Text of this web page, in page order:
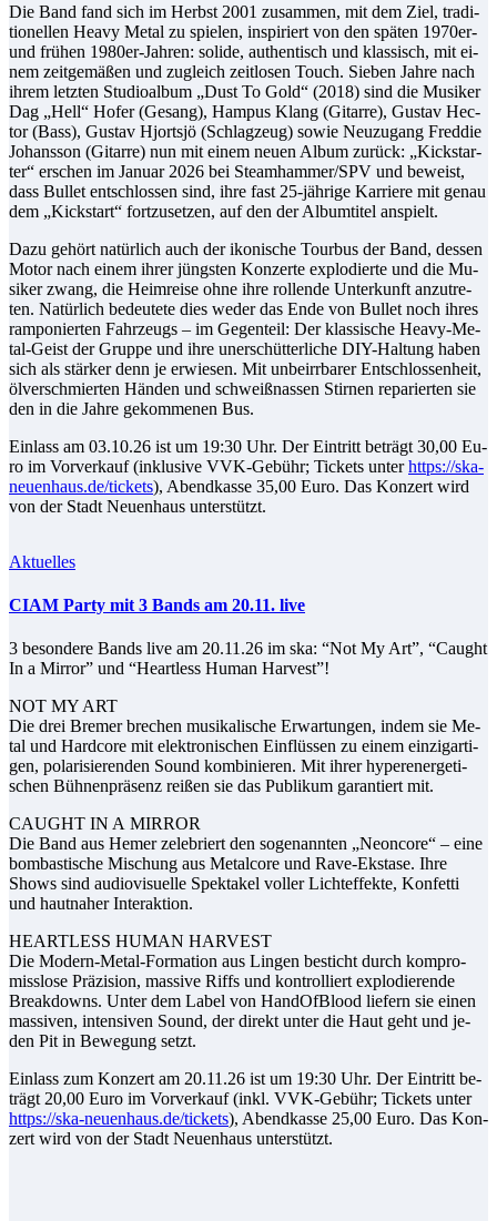
Die Band fand sich im Herbst 2001 zu­sam­men, mit dem Ziel, tra­di­
tio­nel­len Hea­vy Me­tal zu spie­len, in­spi­riert von den spä­ten 1970er-
und frü­hen 1980er-Jah­ren: so­li­de, au­then­tisch und klas­sisch, mit ei­
nem zeit­ge­mä­ßen und zu­gleich zeit­lo­sen Touch. Sie­ben Jah­re nach
ih­rem letz­ten Stu­dio­al­bum „Dust To Gold“ (2018) sind die Mu­si­ker
Dag „Hell“ Ho­fer (Ge­sang), Ham­pus Klang (Gi­tar­re), Gus­tav Hec­
tor (Bass), Gus­tav Hjorts­jö (Schlag­zeug) so­wie Neu­zu­gang Fred­die
Jo­hans­son (Gi­tar­re) nun mit ei­nem neu­en Al­bum zu­rück: „Kick­star­
ter“ er­schen im Ja­nu­ar 2026 bei Steamhammer/SPV und be­weist,
dass Bul­let ent­schlos­sen sind, ih­re fast 25-jäh­ri­ge Kar­rie­re mit ge­nau
dem „Kick­start“ fort­zu­set­zen, auf den der Al­bum­ti­tel anspielt.
Da­zu ge­hört na­tür­lich auch der iko­ni­sche Tour­bus der Band, des­sen
Mo­tor nach ei­nem ih­rer jüngs­ten Kon­zer­te ex­plo­dier­te und die Mu­
si­ker zwang, die Heim­rei­se oh­ne ih­re rol­len­de Un­ter­kunft an­zu­tre­
ten. Na­tür­lich be­deu­te­te dies we­der das En­de von Bul­let noch ih­res
ram­po­nier­ten Fahr­zeugs – im Ge­gen­teil: Der klas­si­sche Hea­vy-Me­
tal-Geist der Grup­pe und ih­re un­er­schüt­ter­li­che DIY-Hal­tung ha­ben
sich als stär­ker denn je er­wie­sen. Mit un­be­irr­ba­rer Ent­schlos­sen­heit,
öl­ver­schmier­ten Hän­den und schweiß­nas­sen Stir­nen re­pa­rier­ten sie
den in die Jah­re ge­kom­me­nen Bus.
Ein­lass am 03.10.26 ist um 19:30 Uhr. Der Ein­tritt be­trägt 30,00 Eu­
ro im Vor­ver­kauf (in­klu­si­ve VVK-Ge­bühr; Ti­ckets un­terhttps://ska-
neuenhaus.de/tickets), Abend­kas­se 35,00 Eu­ro. Das Kon­zert wird
von der Stadt Neu­en­haus unterstützt.
Aktuelles
CIAM Par­ty mit 3 Bands am 20.11. live
3 be­son­de­re Bands live am 20.11.26 im ska: “Not My Art”, “Caught
In a Mir­ror” und “He­art­less Hu­man Harvest”!
​NOT MY ART
Die drei Bre­mer bre­chen mu­si­ka­li­sche Er­war­tun­gen, in­dem sie Me­
tal und Hard­core mit elek­tro­ni­schen Ein­flüs­sen zu ei­nem ein­zig­ar­ti­
gen, po­la­ri­sie­ren­den Sound kom­bi­nie­ren. Mit ih­rer hy­per­en­er­ge­ti­
schen Büh­nen­prä­senz rei­ßen sie das Pu­bli­kum ga­ran­tiert mit.
​CAUGHT IN A MIR­ROR
Die Band aus Hemer ze­le­briert den so­ge­nann­ten „Ne­on­co­re“ – ei­ne
bom­bas­ti­sche Mi­schung aus Me­tal­co­re und Ra­ve-Ek­sta­se. Ih­re
Shows sind au­dio­vi­su­el­le Spek­ta­kel vol­ler Licht­ef­fek­te, Kon­fet­ti
und haut­na­her Interaktion.
​HE­ART­LESS HU­MAN HAR­VE­ST
Die Mo­dern-Me­tal-For­ma­ti­on aus Lin­gen be­sticht durch kom­pro­
miss­lo­se Prä­zi­si­on, mas­si­ve Riffs und kon­trol­liert ex­plo­die­ren­de
Break­downs. Un­ter dem La­bel von Han­dOf­Blood lie­fern sie ei­nen
mas­si­ven, in­ten­si­ven Sound, der di­rekt un­ter die Haut geht und je­
den Pit in Be­we­gung setzt.
Ein­lass zum Kon­zert am 20.11.26 ist um 19:30 Uhr. Der Ein­tritt be­
trägt 20,00 Eu­ro im Vor­ver­kauf (inkl. VVK-Ge­bühr; Ti­ckets un­ter
https://ska-neuenhaus.de/tickets), Abend­kas­se 25,00 Eu­ro. Das Kon­
zert wird von der Stadt Neu­en­haus unterstützt.